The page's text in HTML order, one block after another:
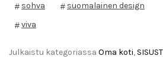
sohva
suomalainen design
viva
Julkaistu kategoriassa Oma koti,